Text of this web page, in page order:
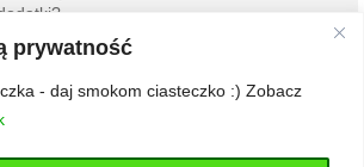
prywatność
- daj smokom ciasteczko :) Zobacz
awokado
- WordPress Theme by Kadence WP